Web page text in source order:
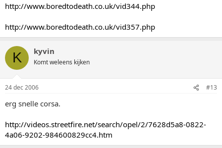
http://www.boredtodeath.co.uk/vid344.php
http://www.boredtodeath.co.uk/vid357.php
K kyvin
Komt weleens kijken
24 dec 2006 #13
erg snelle corsa.
http://videos.streetfire.net/search/opel/2/7628d5a8-0822-
4a06-9202-984600829cc4.htm